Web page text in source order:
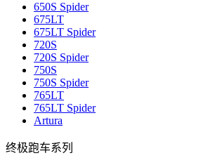
650S Spider
675LT
675LT Spider
720S
720S Spider
750S
750S Spider
765LT
765LT Spider
Artura
终极跑车系列